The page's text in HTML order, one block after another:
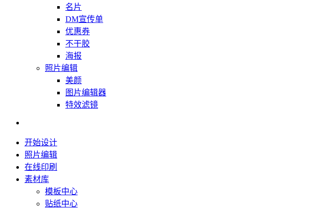
名片
DM宣传单
优惠券
不干胶
海报
照片编辑
美颜
图片编辑器
特效滤镜
开始设计
照片编辑
在线印刷
素材库
模板中心
贴纸中心